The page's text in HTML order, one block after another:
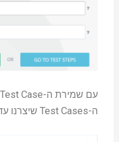
ה-Test Cases שיצרנו עד כה: